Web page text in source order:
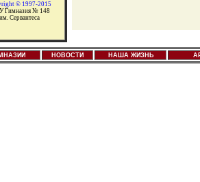
© 1997-2015
Гимназия № 148
им. Сервантеса
НОВОСТИ НАША ЖИЗНЬ